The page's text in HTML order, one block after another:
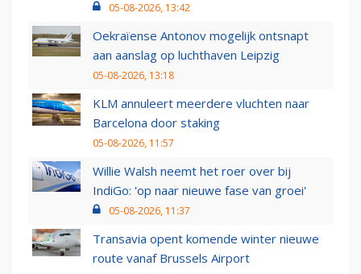
05-08-2026, 13:42
Oekraïense Antonov mogelijk ontsnapt
aan aanslag op luchthaven Leipzig
05-08-2026, 13:18
KLM annuleert meerdere vluchten naar
Barcelona door staking
05-08-2026, 11:57
Willie Walsh neemt het roer over bij
IndiGo: 'op naar nieuwe fase van groei'
05-08-2026, 11:37
Transavia opent komende winter nieuwe
route vanaf Brussels Airport